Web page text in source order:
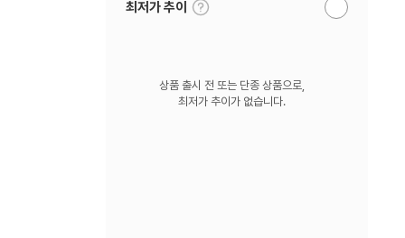
최저가 추이
팁
알
상품 출시 전 또는 단종 상품으로,
최저가 추이가 없습니다.